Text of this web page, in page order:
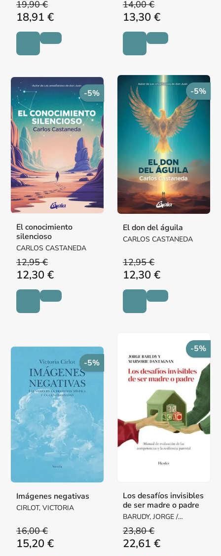
19,90 €
18,91 €
14,00 €
13,30 €
-5%
El conocimiento
silencioso
CARLOS CASTANEDA
12,95 €
12,30 €
-5%
El don del águila
CARLOS CASTANEDA
12,95 €
12,30 €
-5%
Imágenes negativas
CIRLOT, VICTORIA
16,00 €
15,20 €
-5%
Los desafíos invisibles
de ser madre o padre
BARUDY, JORGE /
DANTAGNAN, MARYORIE
23,80 €
22,61 €